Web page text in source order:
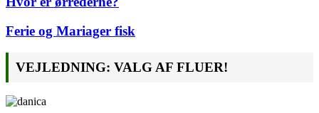
Ferie og Mariager fisk
VEJLEDNING: VALG AF FLUER!